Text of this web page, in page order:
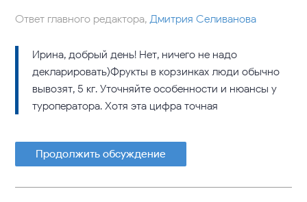
Ответ главного редактора,Дмитрия Селиванова
Ирина, добрый день! Нет, ничего не надо
декларировать)Фрукты в корзинках люди обычно
вывозят, 5 кг. Уточняйте особенности и нюансы у
туроператора. Хотя эта цифра точная
Продолжить обсуждение